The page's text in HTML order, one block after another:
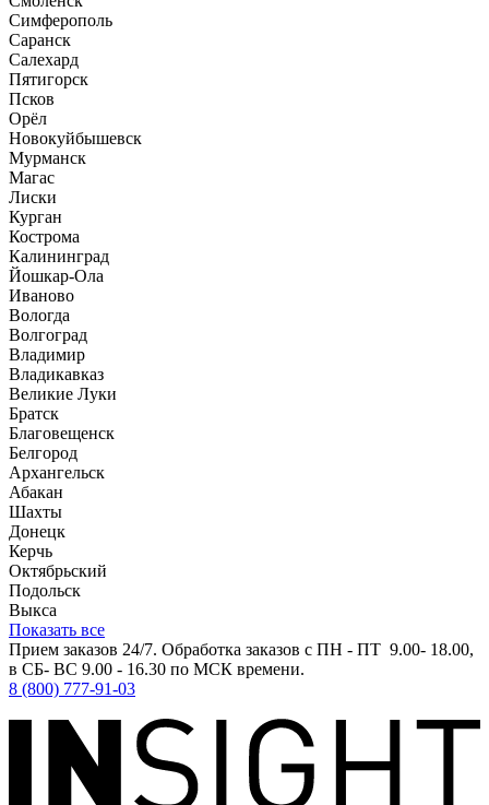
Симферополь
Саранск
Салехард
Пятигорск
Псков
Орёл
Новокуйбышевск
Мурманск
Магас
Лиски
Курган
Кострома
Калининград
Йошкар-Ола
Иваново
Вологда
Волгоград
Владимир
Владикавказ
Великие Луки
Братск
Благовещенск
Белгород
Архангельск
Абакан
Шахты
Донецк
Керчь
Октябрьский
Подольск
Выкса
Показать все
Прием заказов 24/7. Обработка заказов с ПН - ПТ 9.00- 18.00,
в СБ- ВС 9.00 - 16.30 по МСК времени.
8 (800) 777-91-03